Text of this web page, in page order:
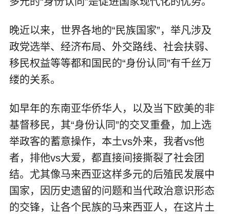
晚近以来，世界各地的“民族国家”，举凡涉及
政党选举、经济布局、外交路线、社会扶弱、
移民权益等等都和国民的“身份认同”有千丝万
缕的关系。
如早年的东南亚华侨华人，以及当下欧美的非
基督移民，其“身份认同”的交叉重叠，加上选
举政客的蓄意操作，本土vs外来，我者vs他
者，排他vs大爱，都直接间接撕裂了社会团
结。尤其像马来西亚这样多元的后殖民发展中
国家，因历史遗留的问题和当代政治意识形态
的交锋，让各个民族的马来西亚人，在这片土